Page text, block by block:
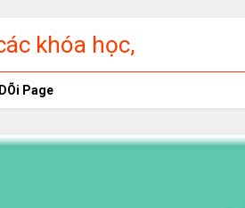
khóa học,
Page